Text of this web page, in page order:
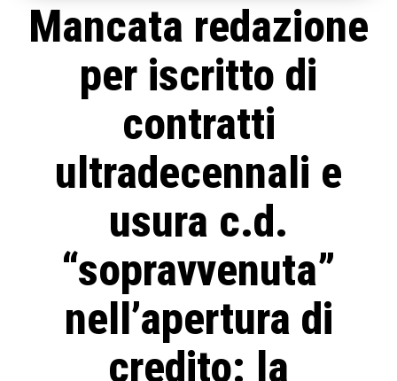
Mancata redazione
per iscritto di
contratti
ultradecennali e
usura c.d.
“sopravvenuta”
nell’apertura di
credito: la